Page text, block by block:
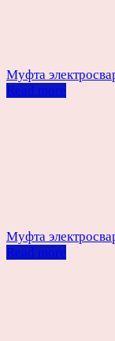
Муфта
Read more
Муфта
Read more